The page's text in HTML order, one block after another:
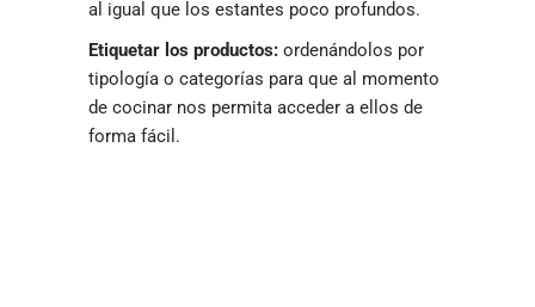
al igual que los estantes poco profundos.
Etiquetar los productos: ordenándolos por
tipología o categorías para que al momento
de cocinar nos permita acceder a ellos de
forma fácil.